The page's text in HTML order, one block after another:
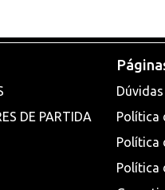
DE PARTIDA
Política
Política
Política